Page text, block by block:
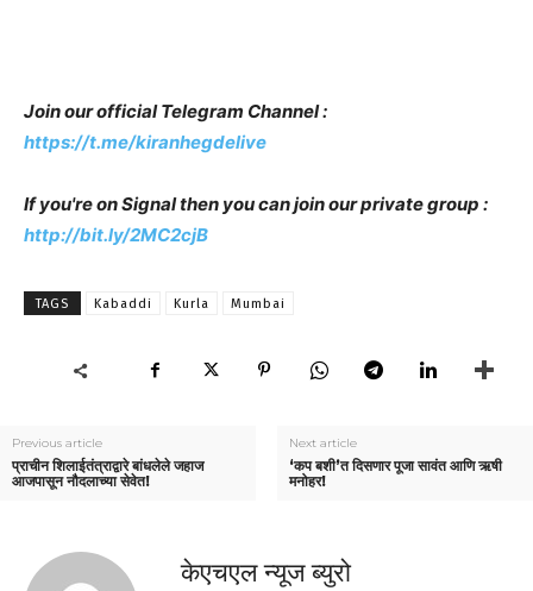
Join our official Telegram Channel :
https://t.me/kiranhegdelive
If you're on Signal then you can join our private group :
http://bit.ly/2MC2cjB
TAGS Kabaddi Kurla Mumbai
Previous article
प्राचीन शिलाईतंत्राद्वारे बांधलेले जहाज
आजपासून नौदलाच्या सेवेत!
Next article
‘कप बशी’त दिसणार पूजा सावंत आणि ऋषी
मनोहर!
केएचएल न्यूज ब्युरो